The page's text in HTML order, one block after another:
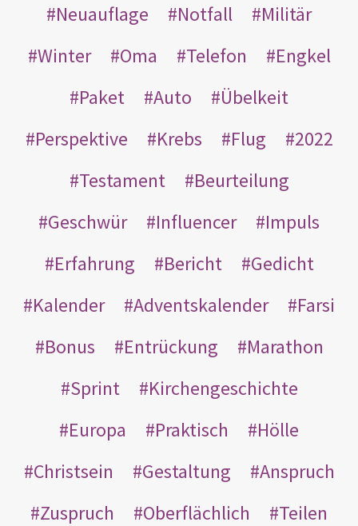
Neuauflage
Notfall
Militär
Winter
Oma Telefon
Engkel
Paket
Auto
Übelkeit
Perspektive
Krebs Flug
2022
Testament
Beurteilung
Geschwür
Influencer
Impuls
Erfahrung
Bericht
Gedicht
Kalender
Adventskalender
Farsi
Bonus
Entrückung
Marathon
Sprint
Kirchengeschichte
Europa
Praktisch
Hölle
Christsein
Gestaltung
Anspruch
Zuspruch
Oberflächlich
Teilen